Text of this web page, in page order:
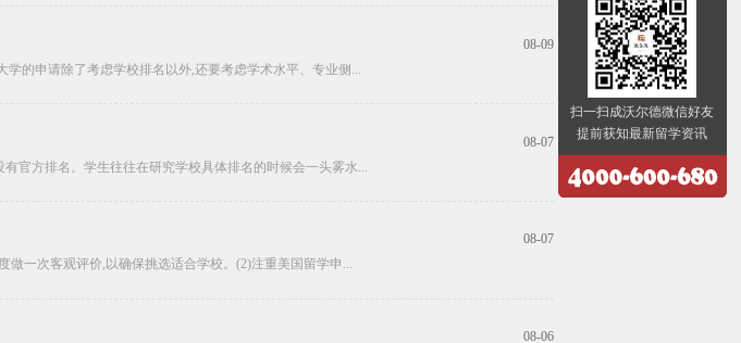
08-09
的申请除了考虑学校排名以外,还要考虑学术水平、专业侧...
08-07
官方排名。学生往往在研究学校具体排名的时候会一头雾水...
08-07
做一次客观评价,以确保挑选适合学校。(2)注重美国留学申...
08-06
扫一扫成沃尔德微信好友
提前获知最新留学资讯